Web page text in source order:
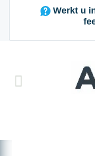
Werkt u in het weekend en op